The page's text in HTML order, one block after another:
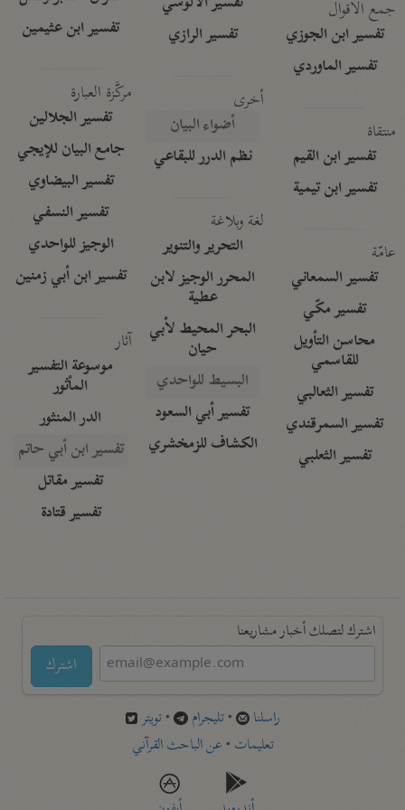
جمع الأقوال
تفسير ابن الجوزي
تفسير الماوردي
منتقاة
تفسير ابن القيم
تفسير ابن تيمية
عامّة
تفسير السمعاني
تفسير مكّي
محاسن التأويل
للقاسمي
تفسير الثعالبي
تفسير السمرقندي
تفسير الثعلبي
تفسير الرازي
أخرى
أضواء البيان
نظم الدرر للبقاعي
لغة وبلاغة
التحرير والتنوير
المحرر الوجيز لابن
عطية
البحر المحيط لأبي
حيان
البسيط للواحدي
تفسير أبي السعود
الكشاف للزمخشري
تفسير ابن عثيمين
مركَّزة العبارة
تفسير الجلالين
جامع البيان للإيجي
تفسير البيضاوي
تفسير النسفي
الوجيز للواحدي
تفسير ابن أبي زمنين
آثار
موسوعة التفسير
المأثور
الدر المنثور
تفسير ابن أبي حاتم
تفسير مقاتل
تفسير قتادة
اشترك لتصلك أخبار مشاريعنا
اشترك
راسلنا •تليجرام •تويتر
تعليمات •عن الباحث القرآني